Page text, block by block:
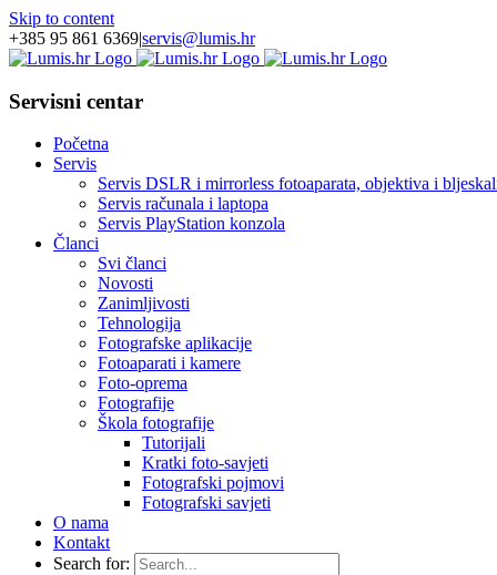
Skip to content
+385 95 861 6369|servis@lumis.hr
Servisni centar
Početna
Servis
Servis DSLR i mirrorless fotoaparata, objektiva i
Servis računala i laptopa
Servis PlayStation konzola
Članci
Svi članci
Novosti
Zanimljivosti
Tehnologija
Fotografske aplikacije
Fotoaparati i kamere
Foto-oprema
Fotografije
Škola fotografije
Tutorijali
Kratki foto-savjeti
Fotografski pojmovi
Fotografski savjeti
O nama
Kontakt
Search for: